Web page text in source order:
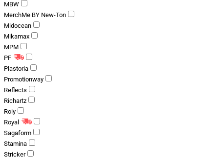
MBW
MerchMe BY New-Ton
Midocean
Mikamax
MPM
PF
Plastoria
Promotionway
Reflects
Richartz
Roly
Royal
Sagaform
Stamina
Stricker